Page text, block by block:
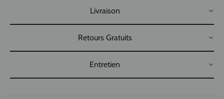
Livraison
Retours Gratuits
Entretien